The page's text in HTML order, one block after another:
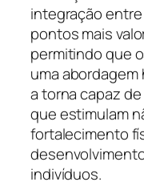
integração
pontos mais
permitindo que
uma
a torna capaz
que estimulam
fortalecimento
indivíduos.